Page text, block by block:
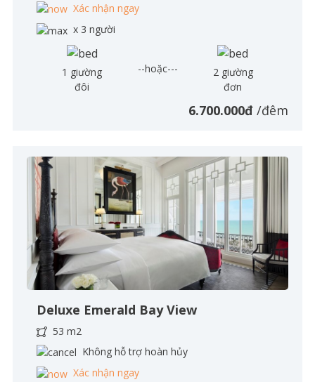
Xác nhận ngay
x 3 người
1 giường
đôi
--hoặc---
2 giường
đơn
6.700.000đ /đêm
Deluxe Emerald Bay View
53 m2
Không hỗ trợ hoàn hủy
Xác nhận ngay